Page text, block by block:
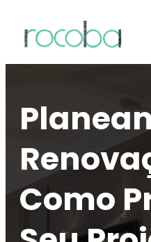
para
o
Como